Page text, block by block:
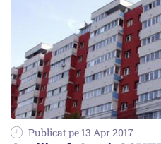
Publicat pe 13 Apr 2017